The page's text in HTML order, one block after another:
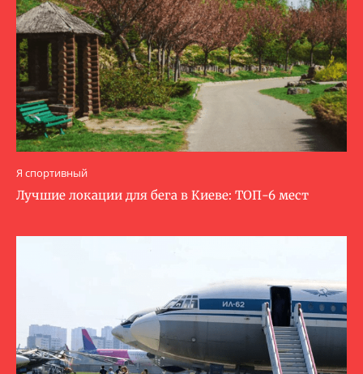
Я спортивный
Лучшие локации для бега в Киеве: ТОП-6 мест